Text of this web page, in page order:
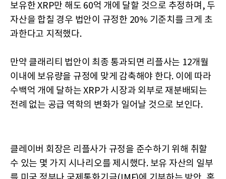
보유한 XRP만 해도 60억 개에 달할 것으로 추정하며, 두
자산을 합칠 경우 법안이 규정한 20% 기준치를 크게 초
과한다고 지적했다.
만약 클래리티 법안이 최종 통과되면 리플사는 12개월
이내에 보유량을 규정에 맞게 감축해야 한다. 이에 따라
수백억 개에 달하는 XRP가 시장과 외부로 재분배되는
전례 없는 공급 역학의 변화가 일어날 것으로 보인다.
클레이버 회장은 리플사가 규정을 준수하기 위해 취할
수 있는 몇 가지 시나리오를 제시했다. 보유 자산의 일부